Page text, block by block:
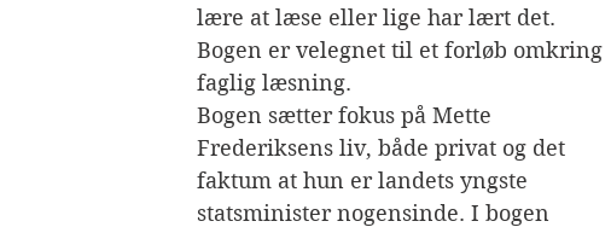
lære at læse eller lige har lært det.
Bogen er velegnet til et forløb omkring
faglig læsning.
Bogen sætter fokus på Mette
Frederiksens liv, både privat og det
faktum at hun er landets yngste
statsminister nogensinde. I bogen